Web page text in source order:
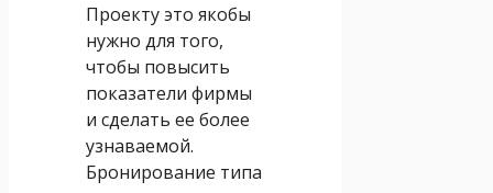
Проекту это якобы
нужно для того,
чтобы повысить
показатели фирмы
и сделать ее более
узнаваемой.
Бронирование типа